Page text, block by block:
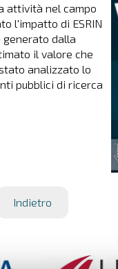
attività nel campo
l'impatto di ESRIN
dalla
il valore che
analizzato lo
pubblici di ricerca
Indietro